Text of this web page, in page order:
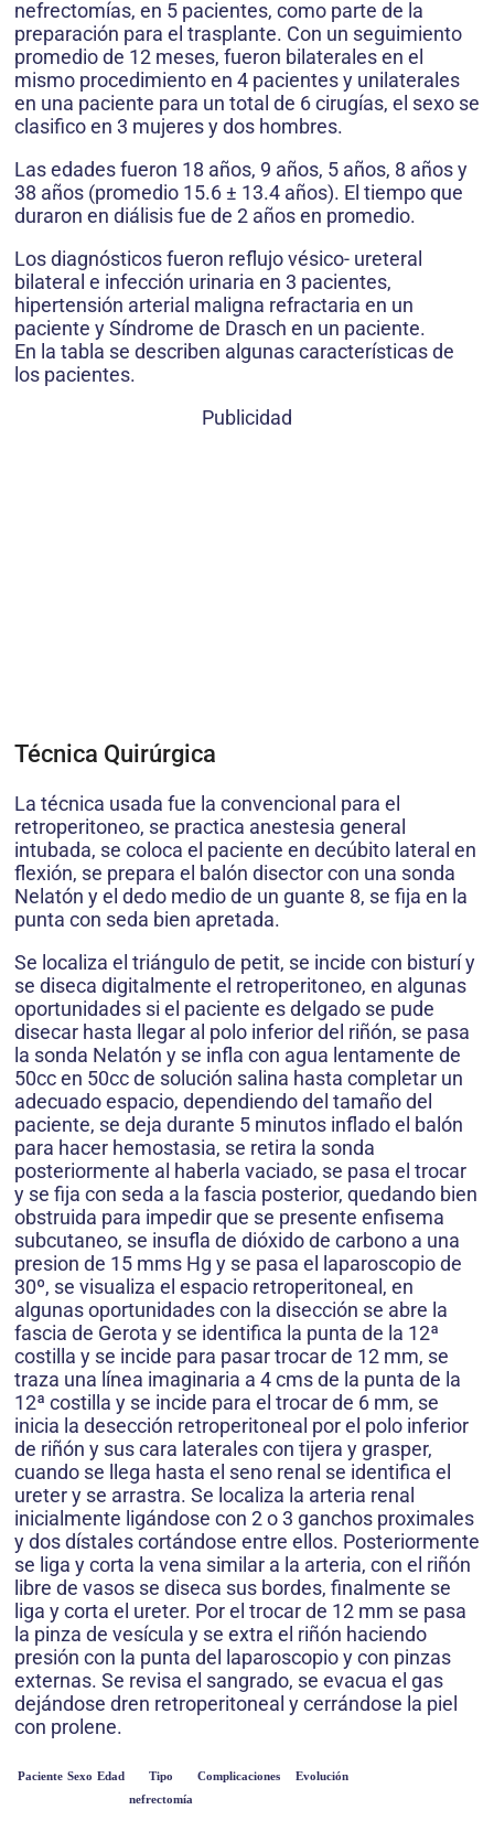
nefrectomías, en 5 pacientes, como parte de la
preparación para el trasplante. Con un seguimiento
promedio de 12 meses, fueron bilaterales en el
mismo procedimiento en 4 pacientes y unilaterales
en una paciente para un total de 6 cirugías, el sexo se
clasifico en 3 mujeres y dos hombres.
Las edades fueron 18 años, 9 años, 5 años, 8 años y
38 años (promedio 15.6 ± 13.4 años). El tiempo que
duraron en diálisis fue de 2 años en promedio.
Los diagnósticos fueron reflujo vésico- ureteral
bilateral e infección urinaria en 3 pacientes,
hipertensión arterial maligna refractaria en un
paciente y Síndrome de Drasch en un paciente.
En la tabla se describen algunas características de
los pacientes.
Publicidad
Técnica Quirúrgica
La técnica usada fue la convencional para el
retroperitoneo, se practica anestesia general
intubada, se coloca el paciente en decúbito lateral en
flexión, se prepara el balón disector con una sonda
Nelatón y el dedo medio de un guante 8, se fija en la
punta con seda bien apretada.
Se localiza el triángulo de petit, se incide con bisturí y
se diseca digitalmente el retroperitoneo, en algunas
oportunidades si el paciente es delgado se pude
disecar hasta llegar al polo inferior del riñón, se pasa
la sonda Nelatón y se infla con agua lentamente de
50cc en 50cc de solución salina hasta completar un
adecuado espacio, dependiendo del tamaño del
paciente, se deja durante 5 minutos inflado el balón
para hacer hemostasia, se retira la sonda
posteriormente al haberla vaciado, se pasa el trocar
y se fija con seda a la fascia posterior, quedando bien
obstruida para impedir que se presente enfisema
subcutaneo, se insufla de dióxido de carbono a una
presion de 15 mms Hg y se pasa el laparoscopio de
30º, se visualiza el espacio retroperitoneal, en
algunas oportunidades con la disección se abre la
fascia de Gerota y se identifica la punta de la 12ª
costilla y se incide para pasar trocar de 12 mm, se
traza una línea imaginaria a 4 cms de la punta de la
12ª costilla y se incide para el trocar de 6 mm, se
inicia la desección retroperitoneal por el polo inferior
de riñón y sus cara laterales con tijera y grasper,
cuando se llega hasta el seno renal se identifica el
ureter y se arrastra. Se localiza la arteria renal
inicialmente ligándose con 2 o 3 ganchos proximales
y dos dístales cortándose entre ellos. Posteriormente
se liga y corta la vena similar a la arteria, con el riñón
libre de vasos se diseca sus bordes, finalmente se
liga y corta el ureter. Por el trocar de 12 mm se pasa
la pinza de vesícula y se extra el riñón haciendo
presión con la punta del laparoscopio y con pinzas
externas. Se revisa el sangrado, se evacua el gas
dejándose dren retroperitoneal y cerrándose la piel
con prolene.
Paciente Sexo Edad
Tipo
nefrectomía
Complicaciones Evolución